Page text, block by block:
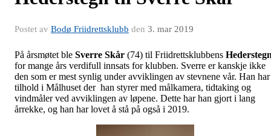
Postet av Bodø Friidrettsklubb den 3. mar 2019
På årsmøtet ble Sverre Skår (74) til Friidrettsklubbens
for mange års verdifull innsats for klubben. Sverre er kanskje ikke
den som er mest synlig under avviklingen av stevnene vår. Han har
tilhold i Målhuset der han styrer med målkamera, tidtaking og
vindmåler ved avviklingen av løpene. Dette har han gjort i lang
årrekke, og han har lovet å stå på også i 2019.